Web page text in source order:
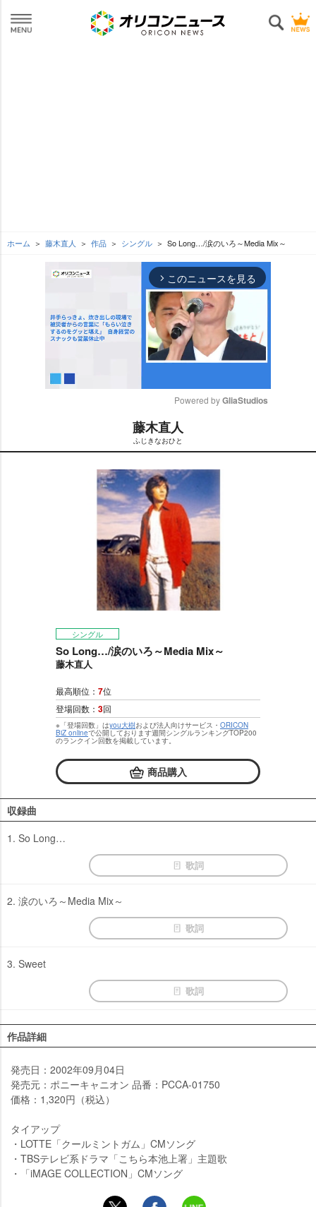
ホーム 藤木直人 作品 シングル So Long…/涙のいろ～Media Mix～
arrow_forward_ios このニュースを見る
t
Powered by GliaStudios
藤木直人
ふじきなおひと
シングル
So Long…/涙のいろ～Media Mix～
藤木直人
最高順位： 7位
登場回数： 3回
※「登場回数」はyou大樹および法人向けサービス・ ORICON
BiZ onlineで公開しております週間シングルランキングTOP200
のランクイン回数を掲載しています。
商品購入
収録曲
1. So Long…
歌詞
2. 涙のいろ～Media Mix～
歌詞
3. Sweet
歌詞
作品詳細
発売日：2002年09月04日
発売元：ポニーキャニオン 品番：PCCA-01750
価格：1,320円（税込）
タイアップ
・LOTTE「クールミントガム」CMソング
・TBSテレビ系ドラマ「こちら本池上署」主題歌
・「iMAGE COLLECTION」CMソング